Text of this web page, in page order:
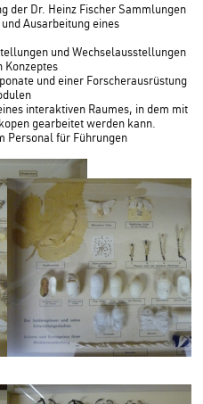
der Dr. Heinz Fischer Sammlungen
Ausarbeitung eines
und Wechselausstellungen
Konzeptes
und einer Forscherausrüstung
interaktiven Raumes, in dem mit
gearbeitet werden kann.
Personal für Führungen